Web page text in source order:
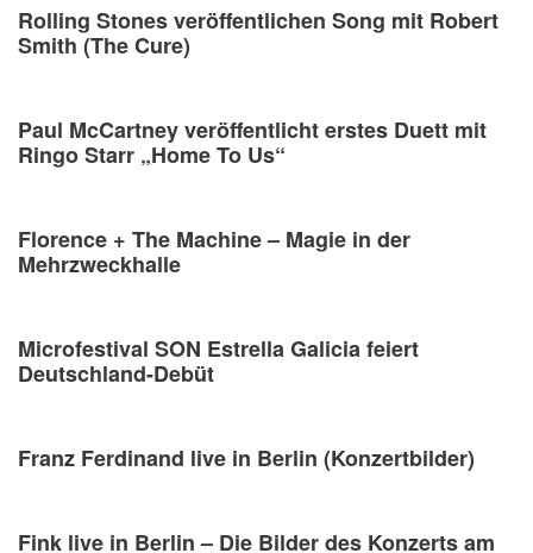
Rolling Stones veröffentlichen Song mit Robert
Smith (The Cure)
Paul McCartney veröffentlicht erstes Duett mit
Ringo Starr „Home To Us“
Florence + The Machine – Magie in der
Mehrzweckhalle
Microfestival SON Estrella Galicia feiert
Deutschland-Debüt
Franz Ferdinand live in Berlin (Konzertbilder)
Fink live in Berlin – Die Bilder des Konzerts am